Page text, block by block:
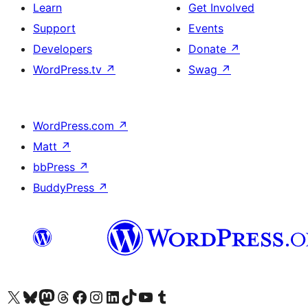
Learn
Support
Developers
WordPress.tv ↗
Get Involved
Events
Donate ↗
Swag ↗
WordPress.com ↗
Matt ↗
bbPress ↗
BuddyPress ↗
Visit our X (formerly Twitter) account
ہمارے بلیواسکائی اکاؤنٹ پر جائیں
Visit our Mastodon account
ہمارے ٹھریڈز اکاؤنٹ پر جائیں
Visit our Facebook page
Visit our Instagram account
Visit our LinkedIn account
ہمارے ٹک ٹاک اکاؤنٹ پر جائیں
Visit our YouTube channel
ہمارے ٹمبلر اکاؤنٹ پر جائیں